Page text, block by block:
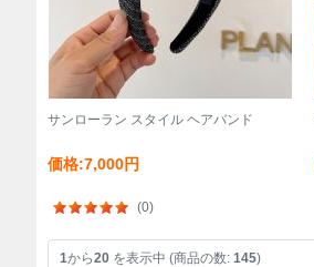
サンローラン スタイル ヘアバンド
価格:7,000円
(0)
1から20 を表示中 (商品の数: 145)